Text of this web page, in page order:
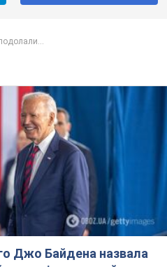
Джо Байдена назвала